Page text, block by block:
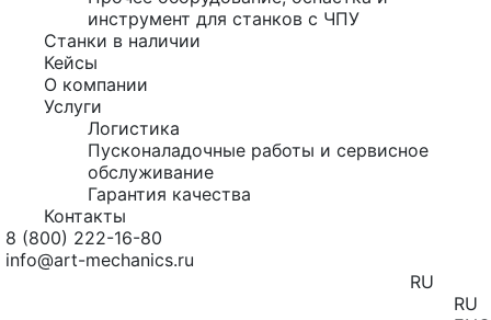
инструмент для станков с ЧПУ
Станки в наличии
Кейсы
О компании
Услуги
Логистика
Пусконаладочные работы и сервисное
обслуживание
Гарантия качества
Контакты
8 (800) 222-16-80
info@art-mechanics.ru
RU
RU